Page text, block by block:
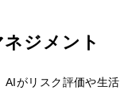
ジメント
AIがリスク評価や生活